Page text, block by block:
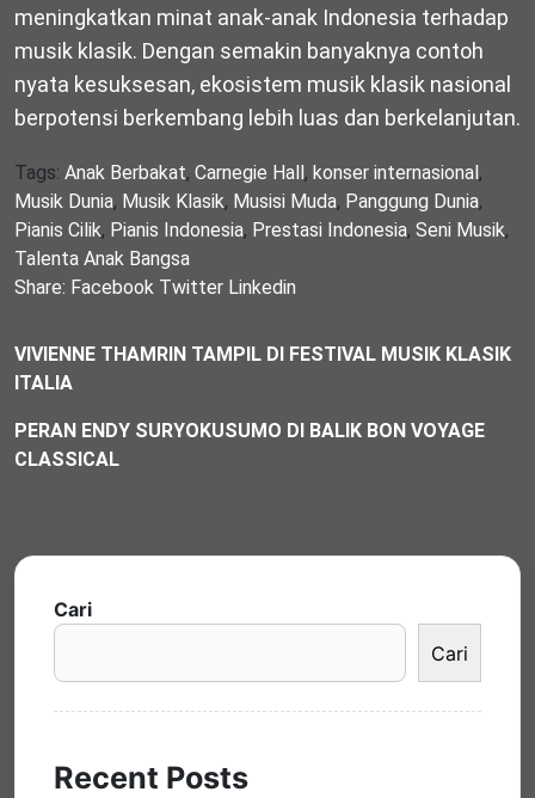
meningkatkan minat anak-anak Indonesia terhadap
musik klasik. Dengan semakin banyaknya contoh
nyata kesuksesan, ekosistem musik klasik nasional
berpotensi berkembang lebih luas dan berkelanjutan.
Tags: Anak Berbakat, Carnegie Hall , konser internasional ,
Musik Dunia, Musik Klasik, Musisi Muda, Panggung Dunia,
Pianis Cilik, Pianis Indonesia, Prestasi Indonesia, Seni Musik,
Talenta Anak Bangsa
Share: Facebook Twitter Linkedin
VIVIENNE THAMRIN TAMPIL DI FESTIVAL MUSIK KLASIK
ITALIA
PERAN ENDY SURYOKUSUMO DI BALIK BON VOYAGE
CLASSICAL
Cari
Cari
Recent Posts